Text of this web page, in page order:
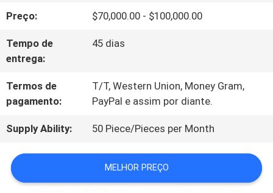
NÓS
VISITA
À
FÁBRICA
CONTROLE
DE
Preço: $70,000.00 - $100,000.00
Tempo de
entrega:
45 dias
Termos de
pagamento:
T/T, Western Union, Money Gram,
PayPal e assim por diante.
Supply Ability: 50 Piece/Pieces per Month
MELHOR PREÇO